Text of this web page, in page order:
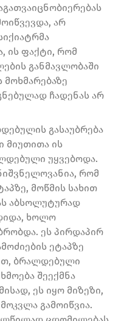
არ
ის ფაქტი, რომ
განმავლობაში
ჩადენას არ
გასაუბრება
მიუთითა ის
უყვებოდა.
რომ
მოწმის სახით
აბსოლუტურად
ხოლო
ეს პირდაპირ
ეტაპზე
ბრალდებული
შეექმნა
ეს იყო მიზეზი,
გამოიწვია.